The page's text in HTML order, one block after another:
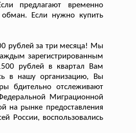
предлагают временно
Если нужно купить
рублей за три месяца! Мы
зарегистрированным
рублей в квартал Вам
в нашу организацию, Вы
бдительно отслеживают
Миграционной
на рынке предоставления
России, воспользовались